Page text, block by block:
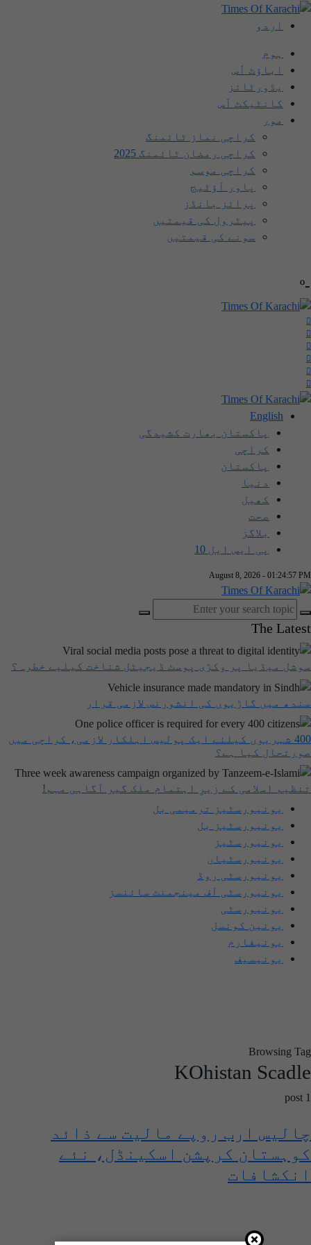
اردو
ہوم
اباؤٹ اَس
یڈورٹائز
کانٹیکٹ اَس
مور
کراچی نماز ٹائمنگ
کراچی رمضان ٹائمنگ 2025
کراچی موسم
پاور آؤٹیج
پرائز بانڈز
پیٹرول کی قیمتیں
سونے کی قیمتیں
-º
English
پاکستان بھارت کشیدگی
کراچی
پاکستان
دنیا
کھیل
صحت
بلاگز
پی ایس ایل 10
August 8, 2026 - 01:24:57 PM
The Latest
سوشل میڈیا پر وکڑی پوسٹ ڈیجیٹل شناخت کیلیے خطرہ؟
سندھ میں گاڑیوں کی انشورنس لازمی قرار
400 شہریوں کیلئے ایک پولیس اہلکار لازمی، کراچی میں
صورتحال کیا ہے؟
تنظیم اسلامی کے زیرِ اہتمام ملک گیر آگاہی مہم!
یونیورسٹیز ترمیمی بل
یونیورسٹیز بل
یونیورسٹیز
یونیورسٹیاں
یونیورسٹی روڈ
یونیورسٹی آف مینجمنٹ سائنسز
یونیورسٹی
یونین کونسل
یونیفارم
یونیسیف
Browsing Tag
KOhistan Scadle
1 post
چالیس ارب روپے مالیت سے ذائد
کوہستان کرپشن اسکینڈل، نئے
انکشافات